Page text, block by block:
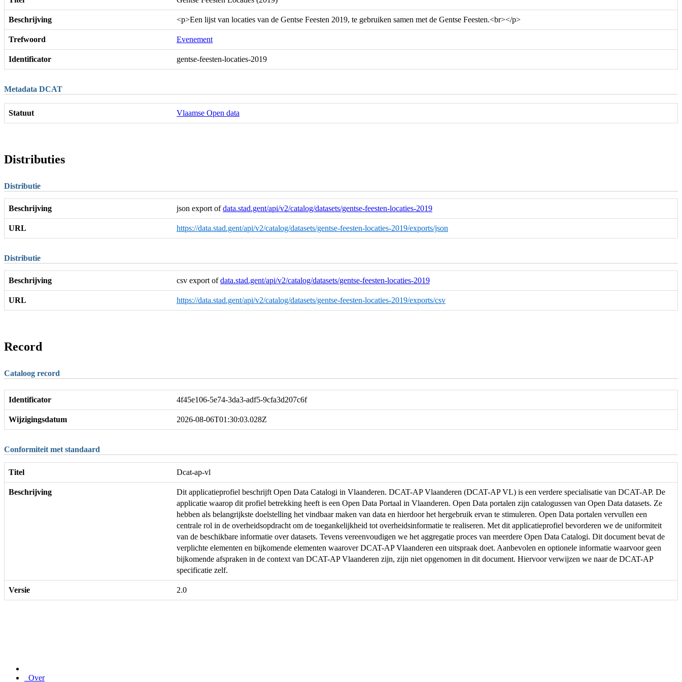
Beschrijving <p>Een lijst van locaties van de Gentse Feesten 2019, te gebruiken samen met de Gentse Feesten.<br></p>
Trefwoord Evenement
Identificator gentse-feesten-locaties-2019
Metadata DCAT
Statuut Vlaamse Open data
Distributies
Distributie
Beschrijving json export ofdata.stad.gent/api/v2/catalog/datasets/gentse-feesten-locaties-2019
URL https://data.stad.gent/api/v2/catalog/datasets/gentse-feesten-locaties-2019/exports/json
Distributie
Beschrijving csv export ofdata.stad.gent/api/v2/catalog/datasets/gentse-feesten-locaties-2019
URL https://data.stad.gent/api/v2/catalog/datasets/gentse-feesten-locaties-2019/exports/csv
Record
Cataloog record
Identificator 4f45e106-5e74-3da3-adf5-9cfa3d207c6f
Wijzigingsdatum 2026-08-06T01:30:03.028Z
Conformiteit met standaard
Titel Dcat-ap-vl
Beschrijving
Dit applicatieprofiel beschrijft Open Data Catalogi in Vlaanderen. DCAT-AP Vlaanderen (DCAT-AP VL) is een verdere specialisatie van DCAT-AP. De
applicatie waarop dit profiel betrekking heeft is een Open Data Portaal in Vlaanderen. Open Data portalen zijn catalogussen van Open Data datasets. Ze
hebben als belangrijkste doelstelling het vindbaar maken van data en hierdoor het hergebruik ervan te stimuleren. Open Data portalen vervullen een
centrale rol in de overheidsopdracht om de toegankelijkheid tot overheidsinformatie te realiseren. Met dit applicatieprofiel bevorderen we de uniformiteit
van de beschikbare informatie over datasets. Tevens vereenvoudigen we het aggregatie proces van meerdere Open Data Catalogi. Dit document bevat de
verplichte elementen en bijkomende elementen waarover DCAT-AP Vlaanderen een uitspraak doet. Aanbevolen en optionele informatie waarvoor geen
bijkomende afspraken in de context van DCAT-AP Vlaanderen zijn, zijn niet opgenomen in dit document. Hiervoor verwijzen we naar de DCAT-AP
specificatie zelf.
Versie 2.0
Over